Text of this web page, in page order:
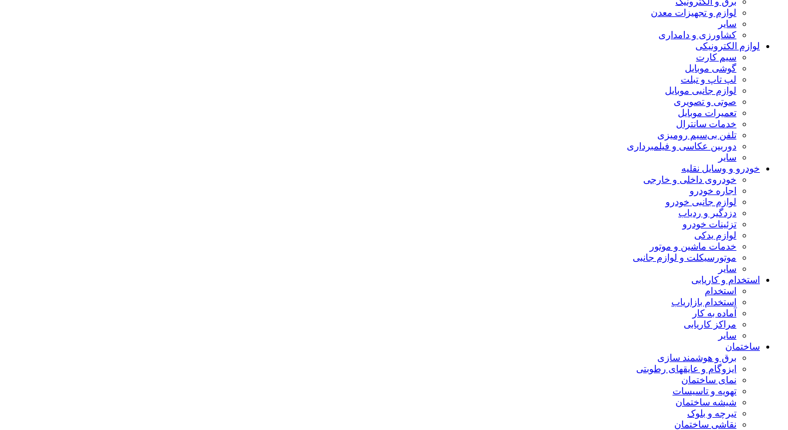
لوازم و تجهیزات معدن
سایر
کشاورزی و دامداری
لوازم الکترونیکی
سیم کارت
گوشی موبایل
لپ تاپ و تبلت
لوازم جانبی موبایل
صوتی و تصویری
تعمیرات موبایل
خدمات سانترال
تلفن بی‌سیم رومیزی
دوربین عکاسی و فیلمبرداری
سایر
خودرو و وسایل نقلیه
خودروی داخلی و خارجی
اجاره خودرو
لوازم جانبی خودرو
دزدگیر و ردیاب
تزئینات خودرو
لوازم یدکی
خدمات ماشین و موتور
موتورسیکلت و لوازم جانبی
سایر
استخدام و کاریابی
استخدام
استخدام بازاریاب
آماده به کار
مراکز کاریابی
سایر
ساختمان
برق و هوشمند سازی
ایزوگام و عایقهای رطوبتی
نمای ساختمان
تهویه و تاسیسات
شیشه ساختمان
تیرچه و بلوک
نقاشی ساختمان